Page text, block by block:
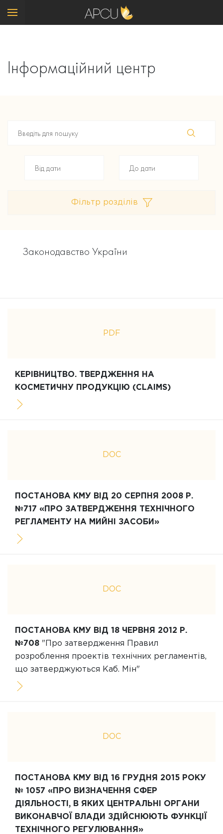
Інформаційний центр
Фільтр розділів
Законодавство України
PDF
КЕРІВНИЦТВО. ТВЕРДЖЕННЯ НА
КОСМЕТИЧНУ ПРОДУКЦІЮ (CLAIMS)
DOC
ПОСТАНОВА КМУ ВІД 20 СЕРПНЯ 2008 Р.
№717 «ПРО ЗАТВЕРДЖЕННЯ ТЕХНІЧНОГО
РЕГЛАМЕНТУ НА МИЙНІ ЗАСОБИ»
DOC
ПОСТАНОВА КМУ ВІД 18 ЧЕРВНЯ 2012 Р.
№708 "Про затвердження Правил
розроблення проектів технічних регламентів,
що затверджуються Каб. Мін"
DOC
ПОСТАНОВА КМУ ВІД 16 ГРУДНЯ 2015 РОКУ
№ 1057 «ПРО ВИЗНАЧЕННЯ СФЕР
ДІЯЛЬНОСТІ, В ЯКИХ ЦЕНТРАЛЬНІ ОРГАНИ
ВИКОНАВЧОЇ ВЛАДИ ЗДІЙСНЮЮТЬ ФУНКЦІЇ
ТЕХНІЧНОГО РЕГУЛЮВАННЯ»